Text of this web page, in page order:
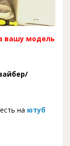
вашу модель
на ютуб